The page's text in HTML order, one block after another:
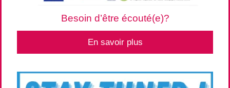
Besoin d’être écouté(e)?
En savoir plus